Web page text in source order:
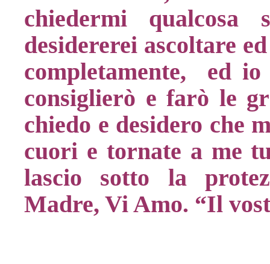
chiedermi qualcosa
desidererei ascoltare
completamente, ed
consiglierò e farò le
chiedo e desidero che
cuori e tornate a me
lascio sotto la
Madre, Vi Amo. “Il